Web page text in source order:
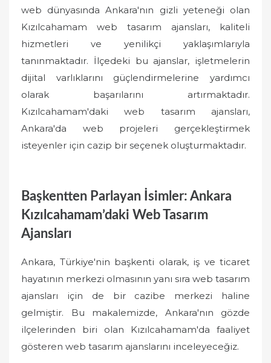
web dünyasında Ankara'nın gizli yeteneği olan
Kızılcahamam web tasarım ajansları, kaliteli
hizmetleri ve yenilikçi yaklaşımlarıyla
tanınmaktadır. İlçedeki bu ajanslar, işletmelerin
dijital varlıklarını güçlendirmelerine yardımcı
olarak başarılarını artırmaktadır.
Kızılcahamam'daki web tasarım ajansları,
Ankara'da web projeleri gerçekleştirmek
isteyenler için cazip bir seçenek oluşturmaktadır.
Başkentten Parlayan İsimler: Ankara
Kızılcahamam’daki Web Tasarım
Ajansları
Ankara, Türkiye'nin başkenti olarak, iş ve ticaret
hayatının merkezi olmasının yanı sıra web tasarım
ajansları için de bir cazibe merkezi haline
gelmiştir. Bu makalemizde, Ankara'nın gözde
ilçelerinden biri olan Kızılcahamam'da faaliyet
gösteren web tasarım ajanslarını inceleyeceğiz.